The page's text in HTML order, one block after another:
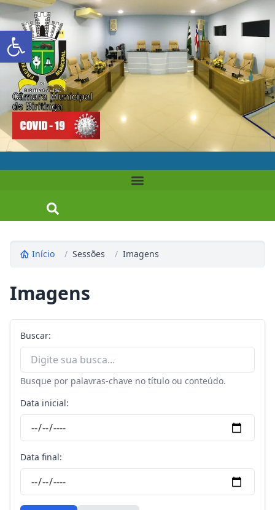
Câmara Municipal
de Biritinga
Início / Sessões / Imagens
Imagens
Buscar:
Busque por palavras-chave no título ou conteúdo.
Data inicial:
Data final:
Abrir a barra de ferramentas